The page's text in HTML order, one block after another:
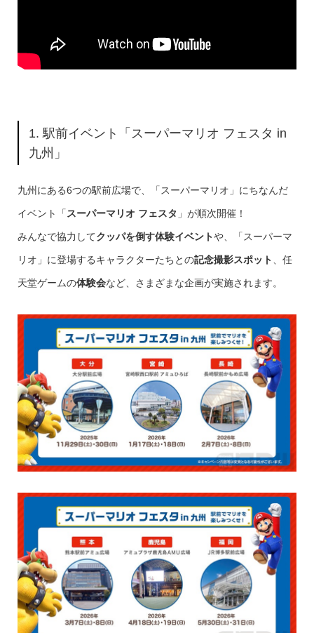
1. 駅前イベント「スーパーマリオ フェスタ in
九州」
九州にある6つの駅前広場で、「スーパーマリオ」にちなんだ
イベント「スーパーマリオ フェスタ 」が順次開催！
みんなで協力してクッパを倒す体験イベントや、「スーパーマ
リオ」に登場するキャラクターたちとの記念撮影スポット、任
天堂ゲームの体験会など、さまざまな企画が実施されます。